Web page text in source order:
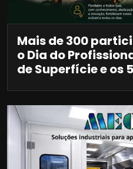
Mais de 300
o Dia do
de Superfície e os